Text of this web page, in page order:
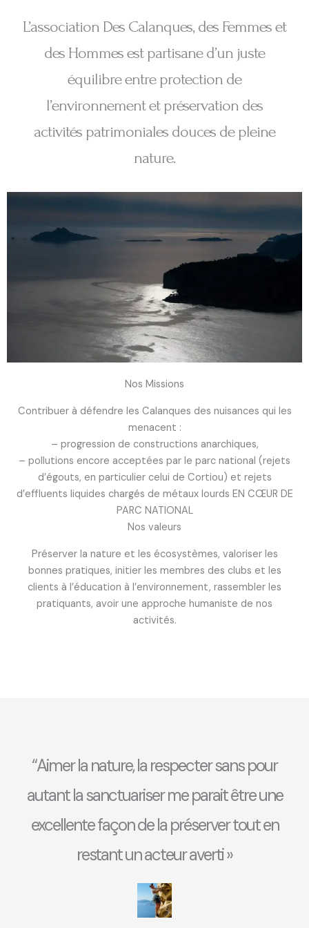
L’association Des Calanques, des Femmes et
des Hommes est partisane d’un juste
équilibre entre protection de
l’environnement et préservation des
activités patrimoniales douces de pleine
nature.
Nos Missions
Contribuer à défendre les Calanques des nuisances qui les
menacent :
– progression de constructions anarchiques,
– pollutions encore acceptées par le parc national (rejets
d’égouts, en particulier celui de Cortiou) et rejets
d’effluents liquides chargés de métaux lourds EN CŒUR DE
PARC NATIONAL
Nos valeurs
Préserver la nature et les écosystèmes, valoriser les
bonnes pratiques, initier les membres des clubs et les
clients à l’éducation à l’environnement, rassembler les
pratiquants, avoir une approche humaniste de nos
activités.
“Aimer la nature, la respecter sans pour
autant la sanctuariser me parait être une
excellente façon de la préserver tout en
restant un acteur averti »